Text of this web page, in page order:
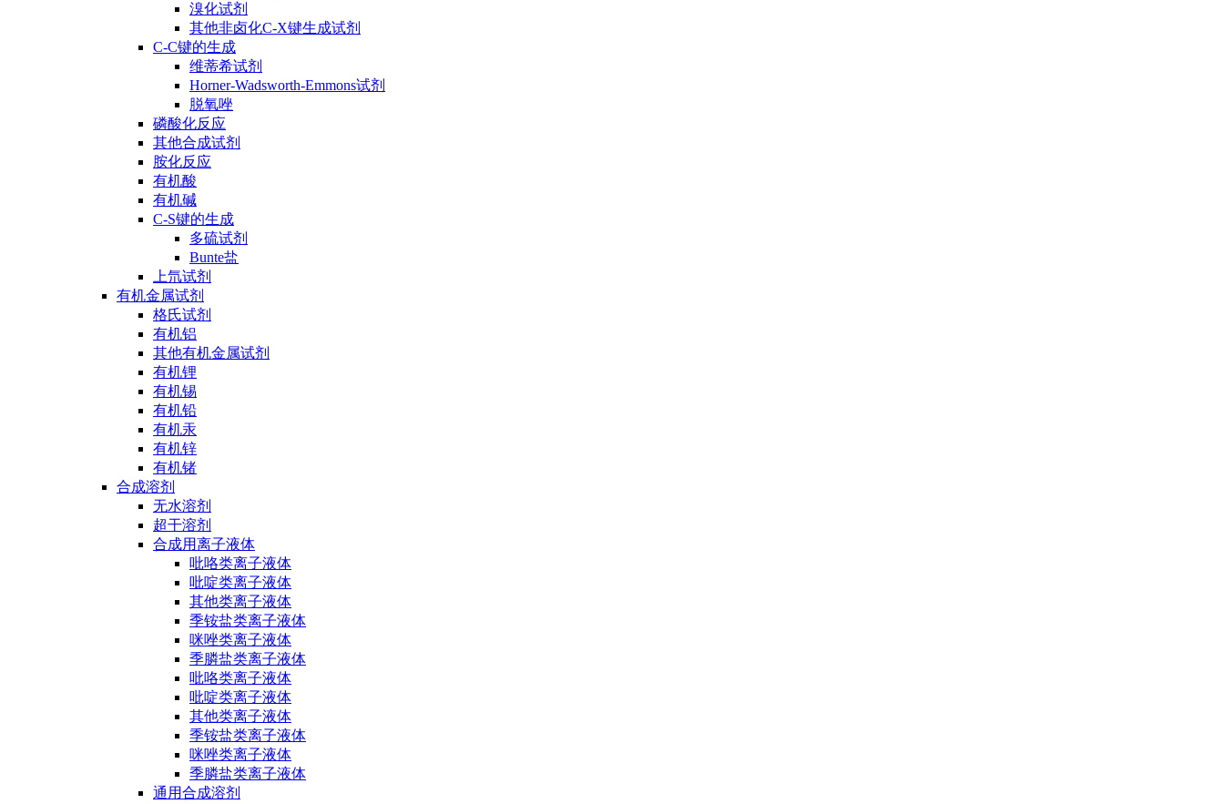
溴化试剂
其他非卤化C-X键生成试剂
C-C键的生成
维蒂希试剂
Horner-Wadsworth-Emmons试剂
脱氧唑
磷酸化反应
其他合成试剂
胺化反应
有机酸
有机碱
C-S键的生成
多硫试剂
Bunte盐
上氘试剂
有机金属试剂
格氏试剂
有机铝
其他有机金属试剂
有机锂
有机锡
有机铅
有机汞
有机锌
有机锗
合成溶剂
无水溶剂
超干溶剂
合成用离子液体
吡咯类离子液体
吡啶类离子液体
其他类离子液体
季铵盐类离子液体
咪唑类离子液体
季膦盐类离子液体
吡咯类离子液体
吡啶类离子液体
其他类离子液体
季铵盐类离子液体
咪唑类离子液体
季膦盐类离子液体
通用合成溶剂